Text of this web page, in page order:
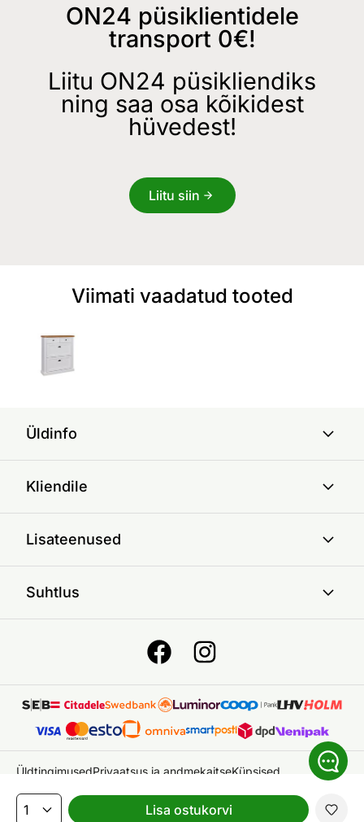
Lisa ostukorvi
ON24 püsiklientidele
transport 0€!
Liitu ON24 püsikliendiks
ning saa osa kõikidest
hüvedest!
Liitu siin
Viimati vaadatud tooted
Üldinfo
Kliendile
Lisateenused
Suhtlus
ÜldtingimusedPrivaatsus ja andmekaitseKüpsised